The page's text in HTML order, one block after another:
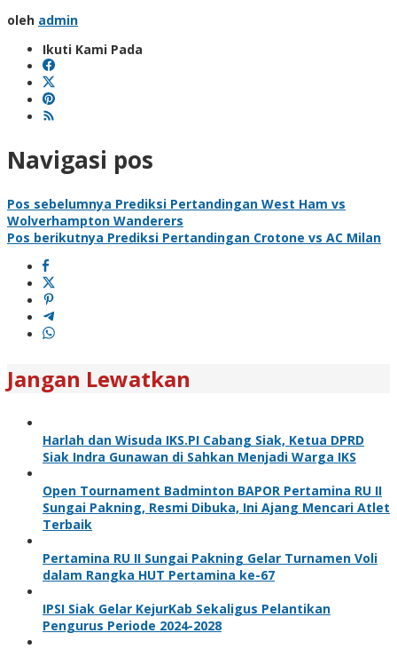
oleh admin
Ikuti Kami Pada
Navigasi pos
Pos sebelumnya Prediksi Pertandingan West Ham vs
Wolverhampton Wanderers
Pos berikutnya Prediksi Pertandingan Crotone vs AC Milan
Jangan Lewatkan
Harlah dan Wisuda IKS.PI Cabang Siak, Ketua DPRD
Siak Indra Gunawan di Sahkan Menjadi Warga IKS
Open Tournament Badminton BAPOR Pertamina RU II
Sungai Pakning, Resmi Dibuka, Ini Ajang Mencari Atlet
Terbaik
Pertamina RU II Sungai Pakning Gelar Turnamen Voli
dalam Rangka HUT Pertamina ke-67
IPSI Siak Gelar KejurKab Sekaligus Pelantikan
Pengurus Periode 2024-2028